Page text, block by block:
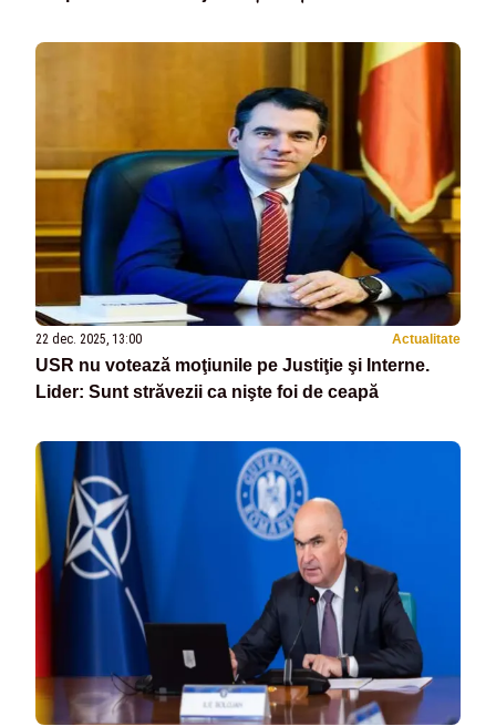
22 dec. 2025, 13:00 Actualitate
USR nu votează moţiunile pe Justiţie şi Interne.
Lider: Sunt străvezii ca nişte foi de ceapă